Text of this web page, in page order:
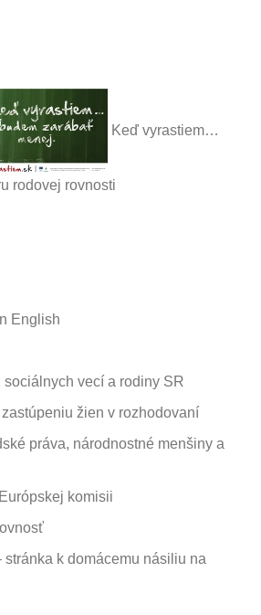
Keď vyrastiem…
rodovej rovnosti
English
sociálnych vecí a rodiny SR
žien v rozhodovaní
práva, národnostné menšiny a
komisii
k domácemu násiliu na